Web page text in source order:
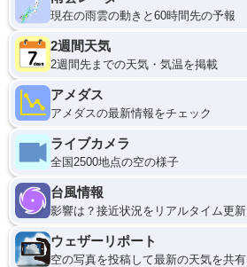
現在の雨雲の動きと60時間先の予報
2週間天気
2週間先までの天気・気温を掲載
アメダス
アメダスの最新情報をチェック
ライブカメラ
全国2500地点の空の様子
台風情報
影響は？接近状況をリアルタイム更新
ウェザーリポート
空の写真を投稿して最新の天気を共有